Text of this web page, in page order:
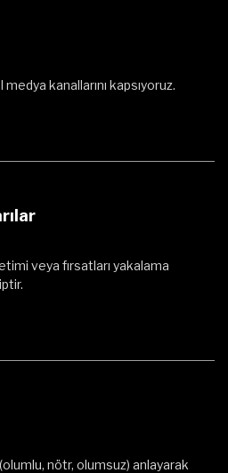
kanallarını kapsıyoruz.
veya fırsatları yakalama
nötr, olumsuz) anlayarak